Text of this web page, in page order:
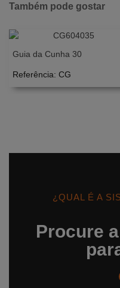
Também pode gostar
Guia da Cunha 30
Referência: CG
¿QUAL É A
Procure